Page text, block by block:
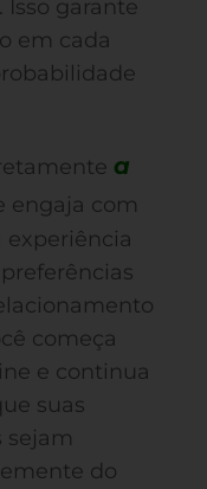
garante
em cada
a
engaja com
experiência
começa
e continua
suas
sejam
do